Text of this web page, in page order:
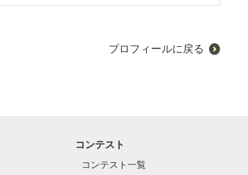
プロフィールに戻る
コンテスト
コンテスト一覧